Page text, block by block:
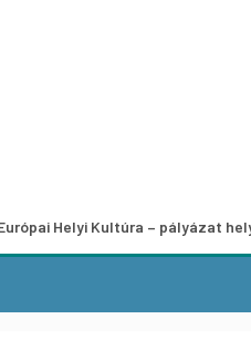
Kultúra – pályázat helyi